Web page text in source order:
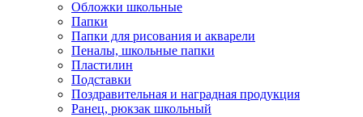
Обложки школьные
Папки
Папки для рисования и акварели
Пеналы, школьные папки
Пластилин
Подставки
Поздравительная и наградная продукция
Ранец, рюкзак школьный